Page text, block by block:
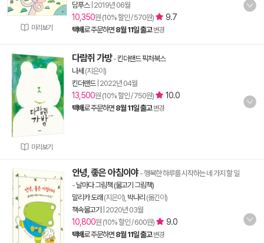
미리보기
담푸스| 2019년 06월
10,350원 (10% 할인 / 570원) 9.7
택배로 주문하면 8월 11일 출고 변경
미리보기
다람쥐 가방-킨더랜드 픽처북스
나세 (지은이)
킨더랜드| 2022년 04월
13,500원 (10% 할인 / 750원) 10.0
택배로 주문하면 8월 11일 출고 변경
안녕, 좋은 아침이야 - 행복한 하루를 시작하는 네 가지 할 일
- 날마다 그림책 (물고기 그림책)
말리카 도래 (지은이), 박나리 (옮긴이)
책속물고기
2020년 03월
10,800원 (10% 할인 / 600원) 9.0
택배로 주문하면 8월 11일 출고 변경